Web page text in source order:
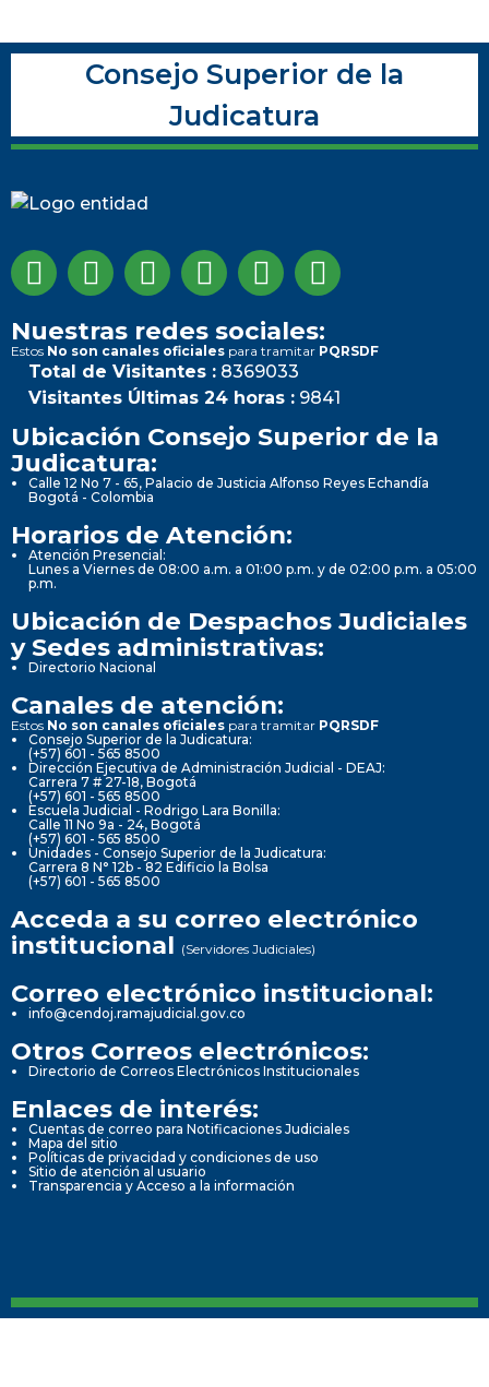
Consejo Superior de la
Judicatura
Nuestras redes sociales:
Estos No son canales oficiales para tramitar PQRSDF
Total de Visitantes : 8369033
Visitantes Últimas 24 horas : 9841
Ubicación Consejo Superior de la
Judicatura:
Calle 12 No 7 - 65, Palacio de Justicia Alfonso Reyes Echandía
Bogotá - Colombia
Horarios de Atención:
Atención Presencial:
Lunes a Viernes de 08:00 a.m. a 01:00 p.m. y de 02:00 p.m. a 05:00
p.m.
Ubicación de Despachos Judiciales
y Sedes administrativas:
Directorio Nacional
Canales de atención:
Estos No son canales oficiales para tramitar PQRSDF
Consejo Superior de la Judicatura:
(+57) 601 - 565 8500
Dirección Ejecutiva de Administración Judicial - DEAJ:
Carrera 7 # 27-18, Bogotá
(+57) 601 - 565 8500
Escuela Judicial - Rodrigo Lara Bonilla:
Calle 11 No 9a - 24, Bogotá
(+57) 601 - 565 8500
Unidades - Consejo Superior de la Judicatura:
Carrera 8 N° 12b - 82 Edificio la Bolsa
(+57) 601 - 565 8500
Acceda a su correo electrónico
institucional (Servidores Judiciales)
Correo electrónico institucional:
info@cendoj.ramajudicial.gov.co
Otros Correos electrónicos:
Directorio de Correos Electrónicos Institucionales
Enlaces de interés:
Cuentas de correo para Notificaciones Judiciales
Mapa del sitio
Políticas de privacidad y condiciones de uso
Sitio de atención al usuario
Transparencia y Acceso a la información